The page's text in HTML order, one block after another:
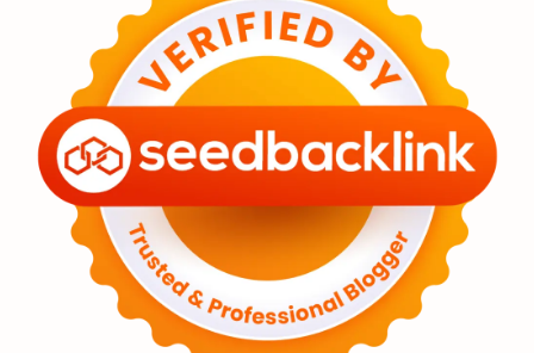
Asteroid Observasi
Premium Komet Bulan
Penelitian Serba-serbi Satelit
Luar Angkasa Video Aurora
Supernova Nebula Sponsored
Featured Mars